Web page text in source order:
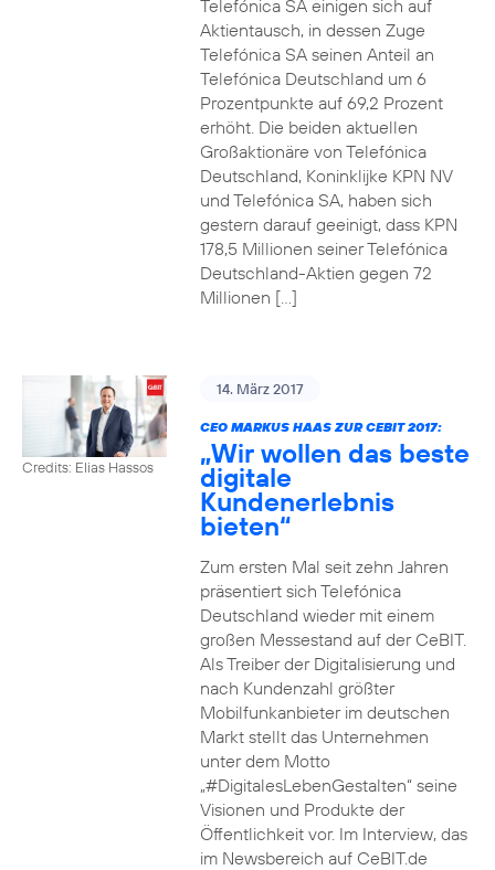
Telefónica SA einigen sich auf
Aktientausch, in dessen Zuge
Telefónica SA seinen Anteil an
Telefónica Deutschland um 6
Prozentpunkte auf 69,2 Prozent
erhöht. Die beiden aktuellen
Großaktionäre von Telefónica
Deutschland, Koninklijke KPN NV
und Telefónica SA, haben sich
gestern darauf geeinigt, dass KPN
178,5 Millionen seiner Telefónica
Deutschland-Aktien gegen 72
Millionen […]
Credits: Elias Hassos
14. März 2017
CEO MARKUS HAAS ZUR CEBIT 2017:
„Wir wollen das beste
digitale
Kundenerlebnis
bieten“
Zum ersten Mal seit zehn Jahren
präsentiert sich Telefónica
Deutschland wieder mit einem
großen Messestand auf der CeBIT.
Als Treiber der Digitalisierung und
nach Kundenzahl größter
Mobilfunkanbieter im deutschen
Markt stellt das Unternehmen
unter dem Motto
„#DigitalesLebenGestalten“ seine
Visionen und Produkte der
Öffentlichkeit vor. Im Interview, das
im Newsbereich auf CeBIT.de